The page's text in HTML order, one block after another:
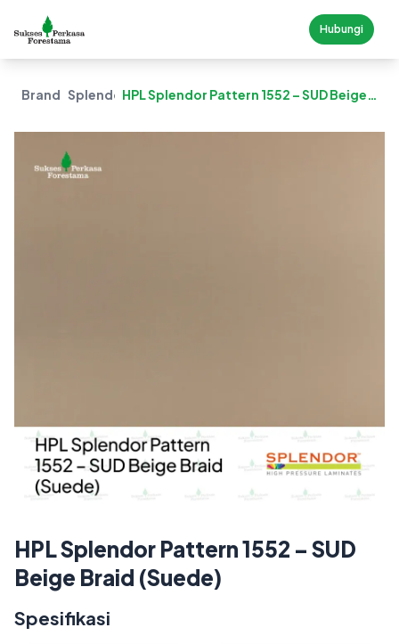
Hubungi
Brand SplendorHPL Splendor Pattern 1552 – SUD Beige
HPL Splendor Pattern 1552 – SUD
Beige Braid (Suede)
Spesifikasi